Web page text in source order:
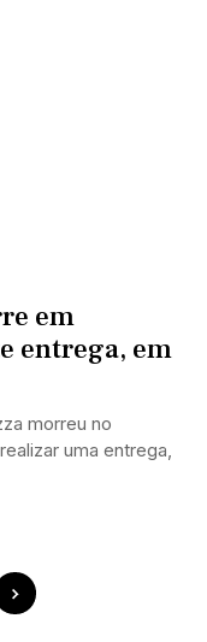
em
entrega, em
morreu no
uma entrega,